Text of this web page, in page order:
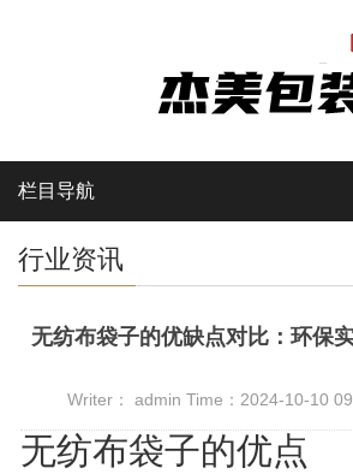
栏目导航
行业资讯
无纺布袋子的优缺点对比：环保
Writer： admin Time：2024-10-10
无纺布袋子的优点